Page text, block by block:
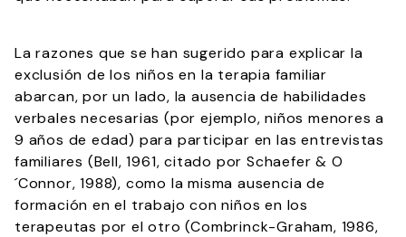
La razones que se han sugerido para explicar la
exclusión de los niños en la terapia familiar
abarcan, por un lado, la ausencia de habilidades
verbales necesarias (por ejemplo, niños menores a
9 años de edad) para participar en las entrevistas
familiares (Bell, 1961, citado por Schaefer & O
´Connor, 1988), como la misma ausencia de
formación en el trabajo con niños en los
terapeutas por el otro (Combrinck-Graham, 1986,